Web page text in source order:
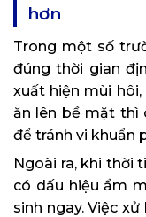
hơn
Trong một số
đúng thời gian
xuất hiện mùi
ăn lên bề mặt thì
để tránh vi khuẩn
Ngoài ra, khi thời
có dấu hiệu ẩm
sinh ngay. Việc